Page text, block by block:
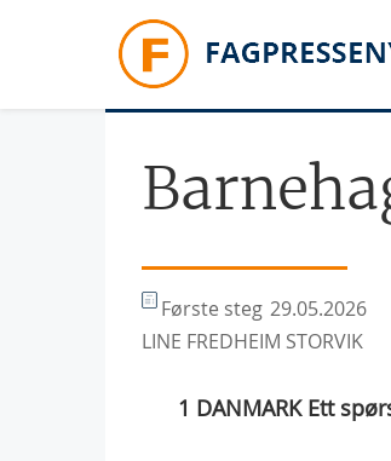
Første steg 29.05.2026
LINE FREDHEIM STORVIK
1 DANMARK Ett